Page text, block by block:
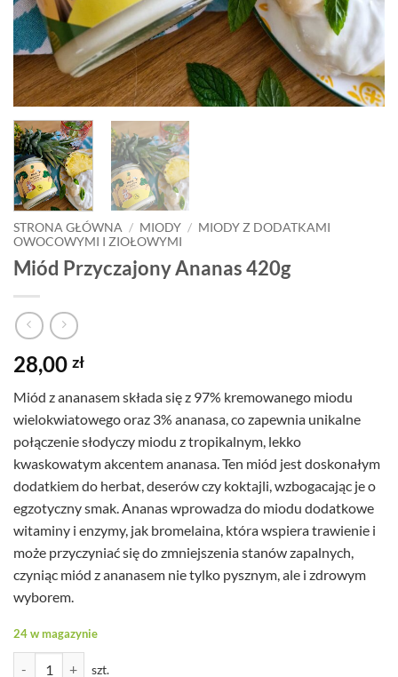
STRONA GŁÓWNA / MIODY / MIODY Z DODATKAMI
OWOCOWYMI I ZIOŁOWYMI
Miód Przyczajony Ananas 420g
28,00 zł
Miód z ananasem składa się z 97% kremowanego miodu
wielokwiatowego oraz 3% ananasa, co zapewnia unikalne
połączenie słodyczy miodu z tropikalnym, lekko
kwaskowatym akcentem ananasa. Ten miód jest doskonałym
dodatkiem do herbat, deserów czy koktajli, wzbogacając je o
egzotyczny smak. Ananas wprowadza do miodu dodatkowe
witaminy i enzymy, jak bromelaina, która wspiera trawienie i
może przyczyniać się do zmniejszenia stanów zapalnych,
czyniąc miód z ananasem nie tylko pysznym, ale i zdrowym
wyborem.
24 w magazynie